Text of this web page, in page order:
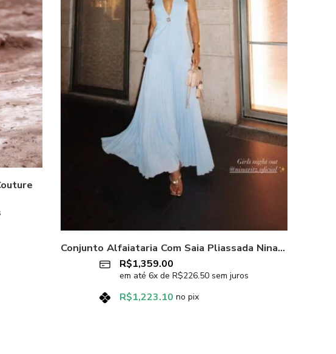
Conjunto Alfaiataria Com Saia Pliassada Nina Ritz
R$1,359.00
em até 6x de R$226.50 sem juros
R$1,223.10 no pix